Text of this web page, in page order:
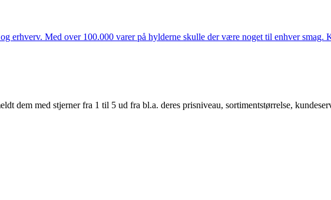
erhverv. Med over 100.000 varer på hylderne skulle der være noget til enhver smag.
dem med stjerner fra 1 til 5 ud fra bl.a. deres prisniveau, sortimentstørrelse,